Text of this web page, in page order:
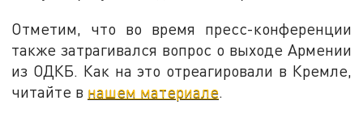
Отметим, что во время пресс-конференции
также затрагивался вопрос о выходе Армении
из ОДКБ. Как на это отреагировали в Кремле,
читайте в нашем материале.